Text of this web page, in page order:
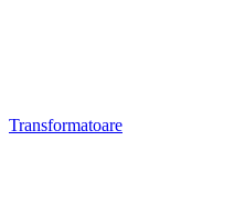
Transformatoare